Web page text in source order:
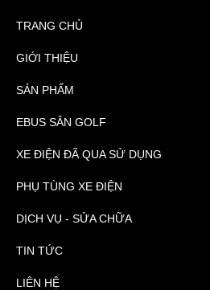
TRANG CHỦ
GIỚI THIỆU
SẢN PHẨM
EBUS SÂN GOLF
XE ĐIỆN ĐÃ QUA SỬ DỤNG
PHỤ TÙNG XE ĐIỆN
DỊCH VỤ - SỬA CHỮA
TIN TỨC
LIÊN HỆ